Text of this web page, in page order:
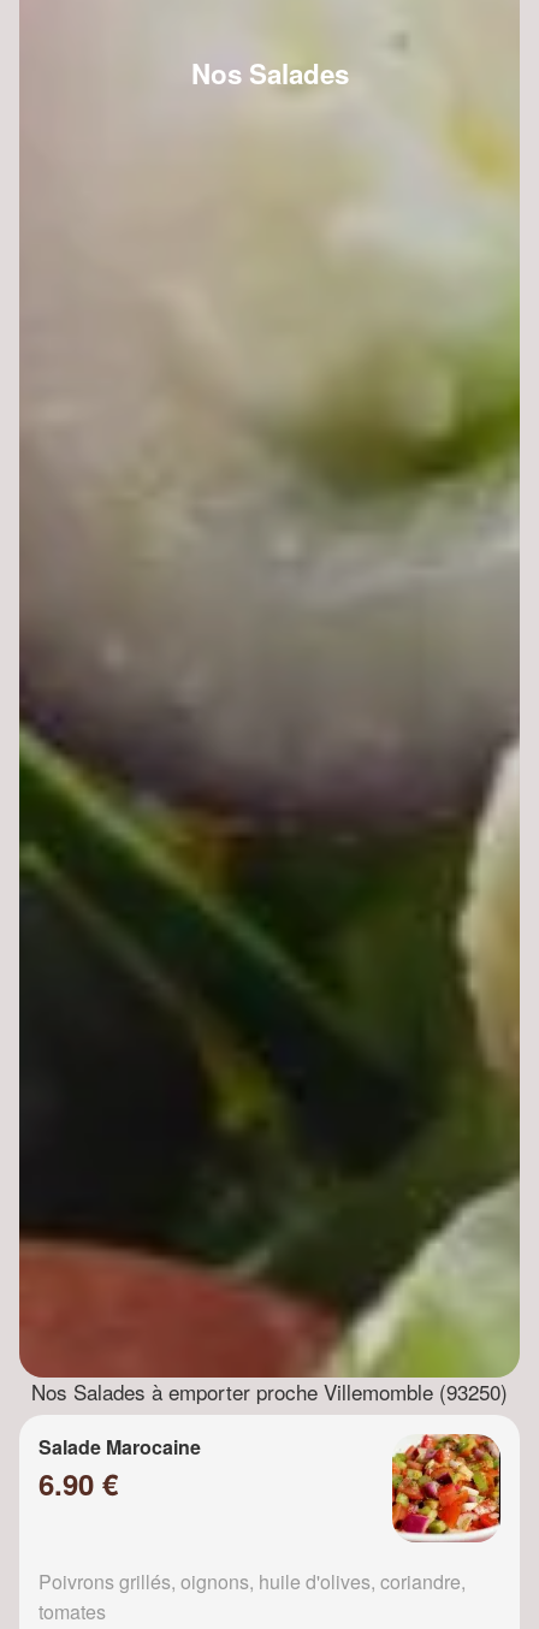
Nos Salades
Nos Salades à emporter proche Villemomble (93250)
Salade Marocaine
6.90 €
Poivrons grillés, oignons, huile d'olives, coriandre,
tomates